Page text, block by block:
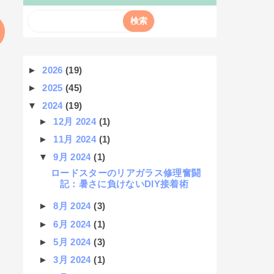
►2026(19)
►2025(45)
▼2024(19)
► 12月 2024 (1)
► 11月 2024 (1)
▼9月 2024(1)
ロードスターのリアガラス修理奮闘
記：暑さに負けないDIY接着術
►8月 2024(3)
►6月 2024(1)
►5月 2024(3)
►3月 2024(1)